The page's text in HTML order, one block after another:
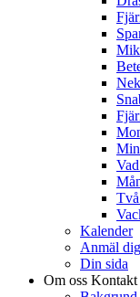
Kalender
Anmäl
Din sida
Om oss Kontakt